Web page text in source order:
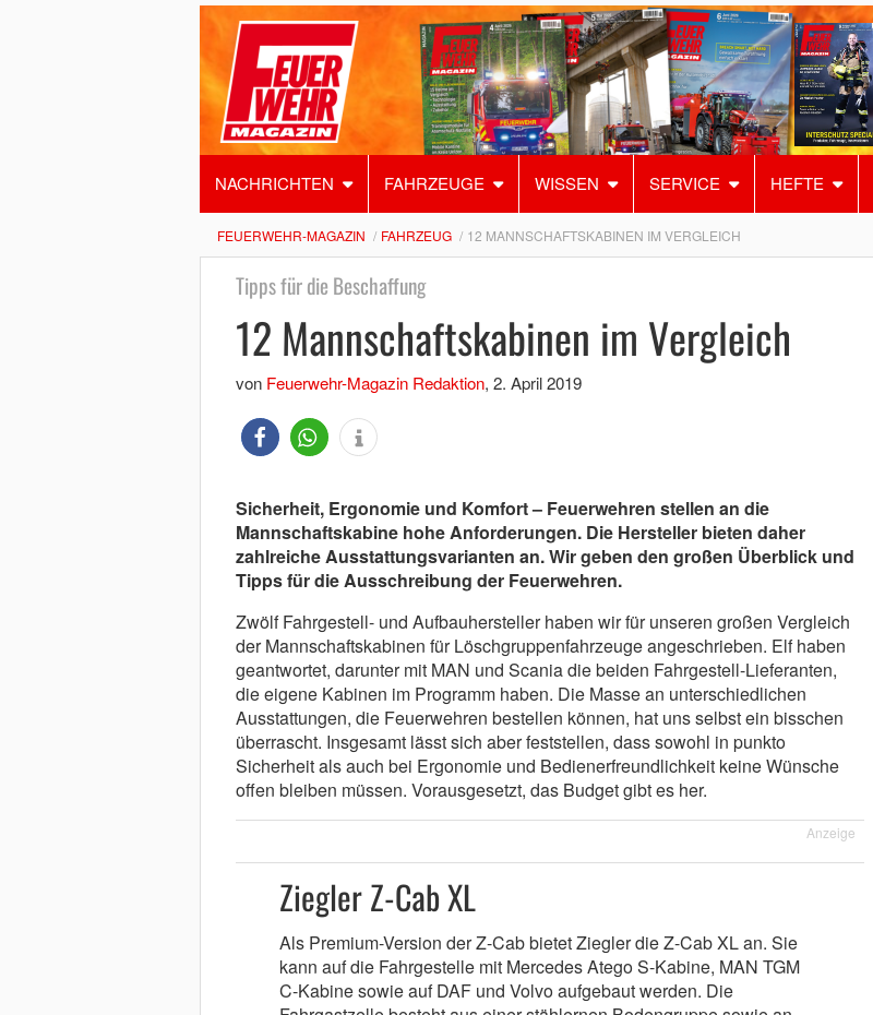
NACHRICHTEN FAHRZEUGE WISSEN SERVICE HEFTE
FEUERWEHR-MAGAZIN FAHRZEUG 12 MANNSCHAFTSKABINEN IM VERGLEICH
Tipps für die Beschaffung
12 Mannschaftskabinen im Vergleich
von Feuerwehr-Magazin Redaktion, 2. April 2019
Sicherheit, Ergonomie und Komfort – Feuerwehren stellen an die
Mannschaftskabine hohe Anforderungen. Die Hersteller bieten daher
zahlreiche Ausstattungsvarianten an. Wir geben den großen Überblick und
Tipps für die Ausschreibung der Feuerwehren.
Zwölf Fahrgestell- und Aufbauhersteller haben wir für unseren großen Vergleich
der Mannschaftskabinen für Löschgruppenfahrzeuge angeschrieben. Elf haben
geantwortet, darunter mit MAN und Scania die beiden Fahrgestell-Lieferanten,
die eigene Kabinen im Programm haben. Die Masse an unterschiedlichen
Ausstattungen, die Feuerwehren bestellen können, hat uns selbst ein bisschen
überrascht. Insgesamt lässt sich aber feststellen, dass sowohl in punkto
Sicherheit als auch bei Ergonomie und Bedienerfreundlichkeit keine Wünsche
offen bleiben müssen. Vorausgesetzt, das Budget gibt es her.
Anzeige
Ziegler Z-Cab XL
Als Premium-Version der Z-Cab bietet Ziegler die Z-Cab XL an. Sie
kann auf die Fahrgestelle mit Mercedes Atego S-Kabine, MAN TGM
C-Kabine sowie auf DAF und Volvo aufgebaut werden. Die